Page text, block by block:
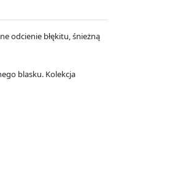
odcienie błękitu, śnieżną
blasku. Kolekcja